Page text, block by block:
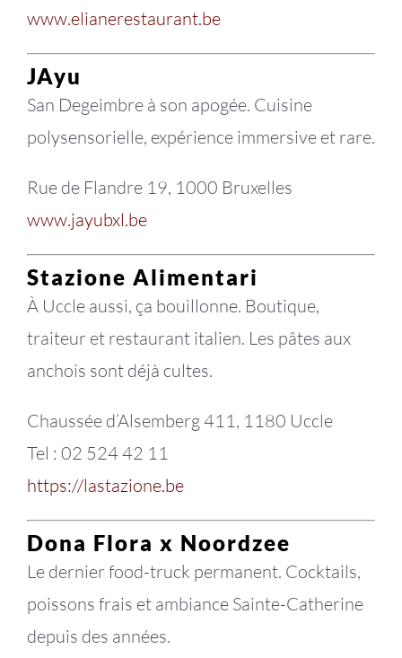
www.elianerestaurant.be
JAyu
San Degeimbre à son apogée. Cuisine
polysensorielle, expérience immersive et rare.
Rue de Flandre 19, 1000 Bruxelles
www.jayubxl.be
Stazione Alimentari
À Uccle aussi, ça bouillonne. Boutique,
traiteur et restaurant italien. Les pâtes aux
anchois sont déjà cultes.
Chaussée d’Alsemberg 411, 1180 Uccle
Tel : 02 524 42 11
https://lastazione.be
Dona Flora x Noordzee
Le dernier food-truck permanent. Cocktails,
poissons frais et ambiance Sainte-Catherine
depuis des années.